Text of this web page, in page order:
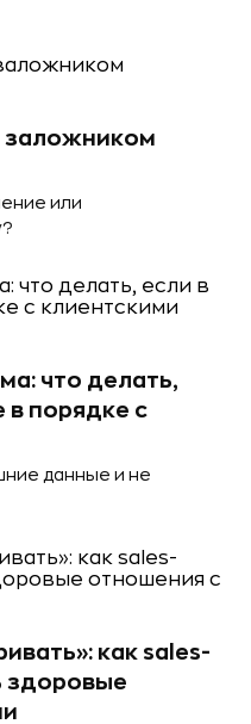
заложником
или
что делать,
в порядке с
данные и не
как sales-
здоровые